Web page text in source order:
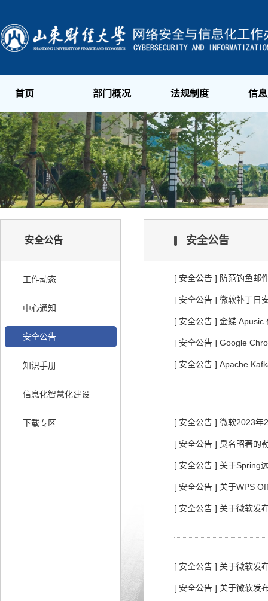
首页 部门概况 法规制度 信
安全公告
工作动态
中心通知
安全公告
知识手册
信息化智慧化建设
下载专区
安全公告
[ 安全公告 ] 防范钓鱼邮
[ 安全公告 ] 微软补丁日
[ 安全公告 ] 金蝶 Apusic
[ 安全公告 ] Google
[ 安全公告 ] Apache
[ 安全公告 ] 微软2023年
[ 安全公告 ] 臭名昭著的
[ 安全公告 ] 关于Spring
[ 安全公告 ] 关于WPS
[ 安全公告 ] 关于微软发
[ 安全公告 ] 关于微软发
[ 安全公告 ] 关于微软发